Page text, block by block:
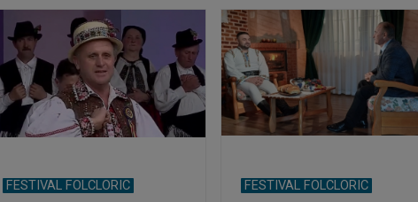
FESTIVAL FOLCLORIC FESTIVAL FOLCLORIC